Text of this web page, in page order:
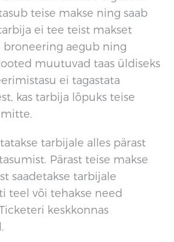
teise makse ning saab
ei tee teist makset
broneering aegub ning
muutuvad taas üldiseks
ei tagastata
kas tarbija lõpuks teise
tarbijale alles pärast
Pärast teise makse
saadetakse tarbijale
teel või tehakse need
keskkonnas